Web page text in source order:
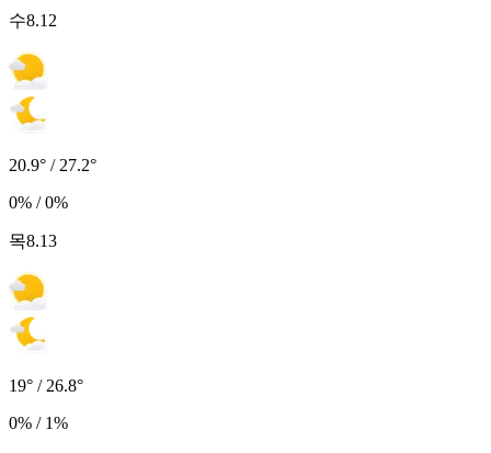
수8.12
20.9° / 27.2°
0% / 0%
목8.13
19° / 26.8°
0% / 1%